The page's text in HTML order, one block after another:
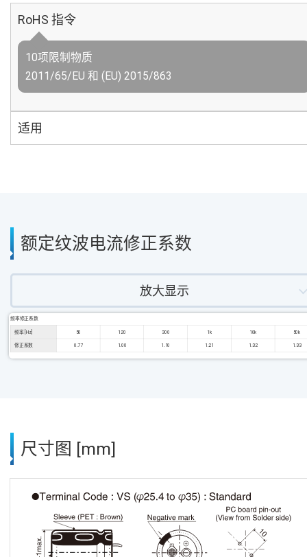
RoHS 指令
10项限制物质
2011/65/EU 和 (EU) 2015/863
适用
额定纹波电流修正系数
放大显示
频率修正系数
频率 [Hz] 50 120 300 1k 10k 50k
修正系数 0.77 1.00 1.10 1.21 1.32 1.33
尺寸图 [mm]